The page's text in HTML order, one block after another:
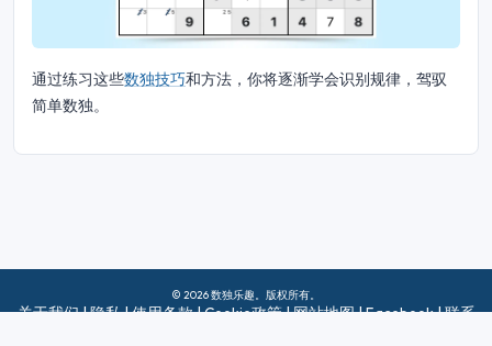
通过练习这些数独技巧和方法，你将逐渐学会识别规律，驾驭
简单数独。
© 2026 数独乐趣。版权所有。
关于我们|隐私|使用条款|Cookie政策|网站地图|Facebook|联系